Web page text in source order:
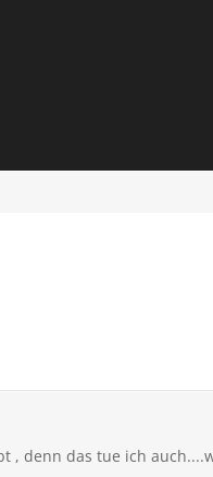
, denn das tue ich